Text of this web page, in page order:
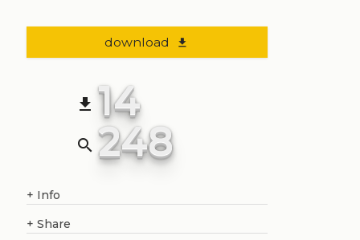
download file_download
file_download 14
search 248
+ Info
+ Share